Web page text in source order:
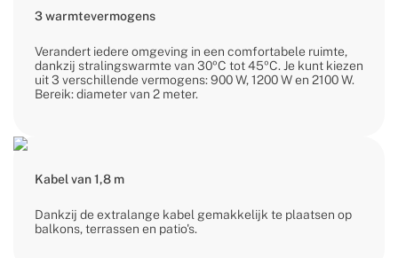
3 warmtevermogens
Verandert iedere omgeving in een comfortabele ruimte,
dankzij stralingswarmte van 30ºC tot 45ºC. Je kunt kiezen
uit 3 verschillende vermogens: 900 W, 1200 W en 2100 W.
Bereik: diameter van 2 meter.
Kabel van 1,8 m
Dankzij de extralange kabel gemakkelijk te plaatsen op
balkons, terrassen en patio's.